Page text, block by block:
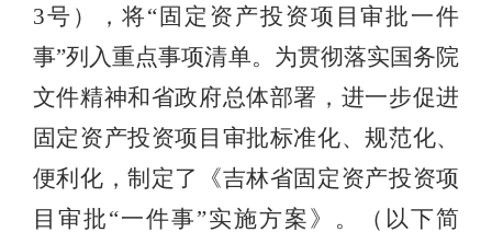
3号），将“ 固定资产投资项目审批一件
事”列入重点事项清单。为贯彻落实国务院
文件精神和省政府总体部署， 进一步促进
固定资产投资项目审批标准化、规范化、
便利化，制定了《吉林省固定资产投资项
目审批“一件事”实施方案》。（以下简